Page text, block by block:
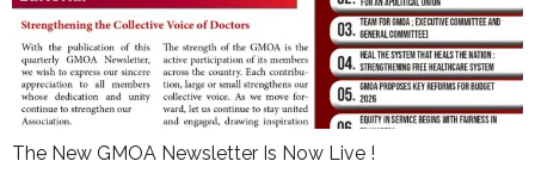
The New GMOA Newsletter Is Now Live !